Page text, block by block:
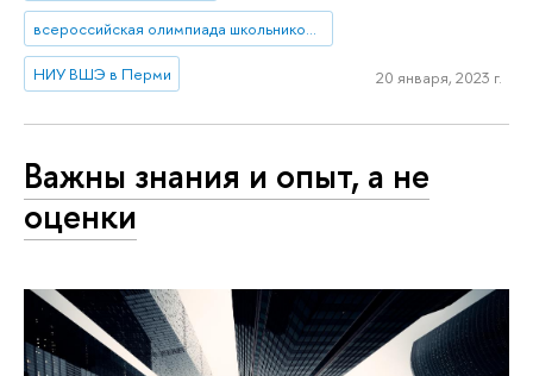
всероссийская олимпиада школьников по экономике
НИУ ВШЭ в Перми 20 января, 2023 г.
Важны знания и опыт, а не
оценки